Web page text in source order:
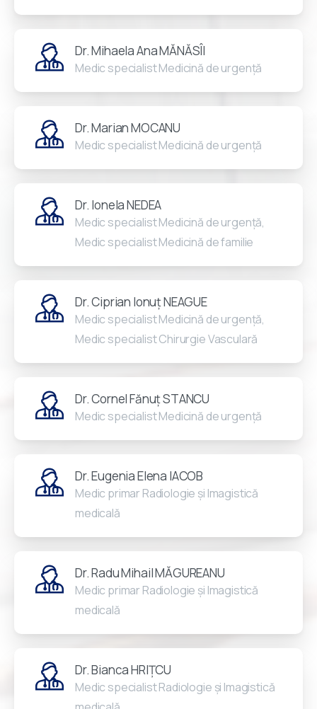
Dr. Mihaela Ana MĂNĂSÎI
Medic specialist Medicină de urgență
Dr. Marian MOCANU
Medic specialist Medicină de urgență
Dr. Ionela NEDEA
Medic specialist Medicină de urgență,
Medic specialist Medicină de familie
Dr. Ciprian Ionuț NEAGUE
Medic specialist Medicină de urgență,
Medic specialist Chirurgie Vasculară
Dr. Cornel Fănuț STANCU
Medic specialist Medicină de urgență
Dr. Eugenia Elena IACOB
Medic primar Radiologie și Imagistică
medicală
Dr. Radu Mihail MĂGUREANU
Medic primar Radiologie și Imagistică
medicală
Dr. Bianca HRIȚCU
Medic specialist Radiologie și Imagistică